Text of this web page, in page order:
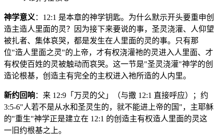
神学意义 ：12:1 是本章的神学钥匙。为什么默示开头要重申创
造主造人里面的灵？因为接下来要说的事，圣灵浇灌、人仰望
被扎者、集体哀哭，都是发生在人里面的灵的事。只有那
位"造人里面之灵"的上帝，才有权浇灌祂的灵进入人里面、才
有权使百姓的灵被触动而哀哭。这一节是"圣灵浇灌"神学的创
造论根基，创造主有完全的主权进入祂所造的人内里。
新约回响：来 12:9「万灵的父」（与撒 12:1 直接呼应）；约
3:5-6"人若不是从水和圣灵生的，就不能进上帝的国"，主耶稣
的"重生"神学正是建立在 12:1 的创造主有权造人里面的灵这
一旧约根基之上。